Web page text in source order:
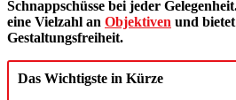
Schnappschüsse bei jeder
eine Vielzahl an Objektiven und
Gestaltungsfreiheit.
Das Wichtigste in Kürze